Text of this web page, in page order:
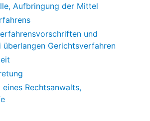
Aufbringung der Mittel
und
überlangen Gerichtsverfahren
eines Rechtsanwalts,